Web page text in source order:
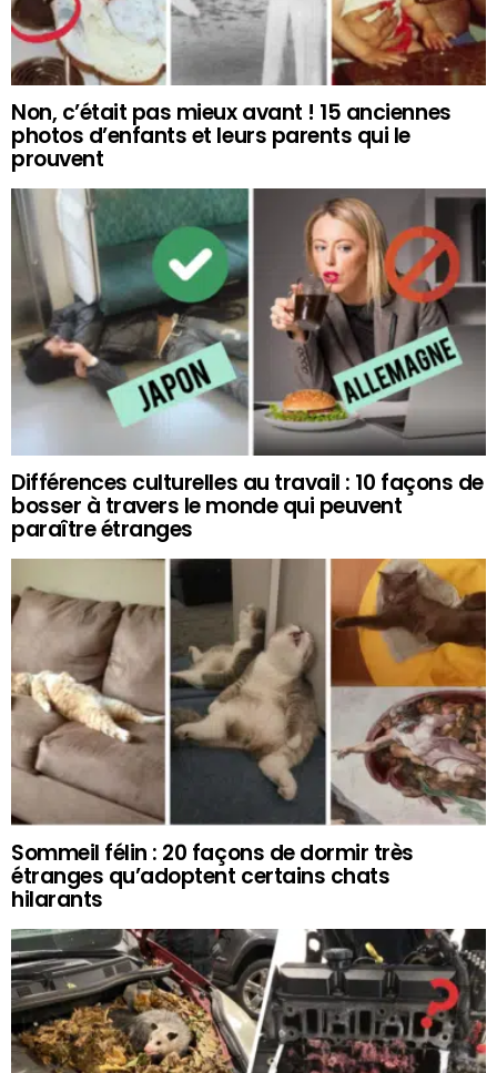
Non, c’était pas mieux avant ! 15 anciennes
photos d’enfants et leurs parents qui le
prouvent
Différences culturelles au travail : 10 façons de
bosser à travers le monde qui peuvent
paraître étranges
Sommeil félin : 20 façons de dormir très
étranges qu’adoptent certains chats
hilarants